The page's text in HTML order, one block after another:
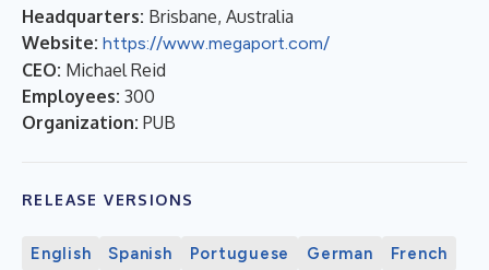
Headquarters: Brisbane, Australia
Website: https://www.megaport.com/
CEO: Michael Reid
Employees: 300
Organization: PUB
RELEASE VERSIONS
English Spanish Portuguese German
French